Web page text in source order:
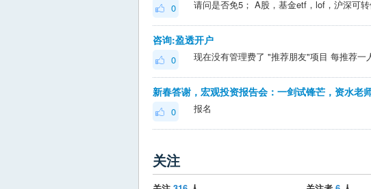
0
咨询:盈透开户
0
0 报名
关注